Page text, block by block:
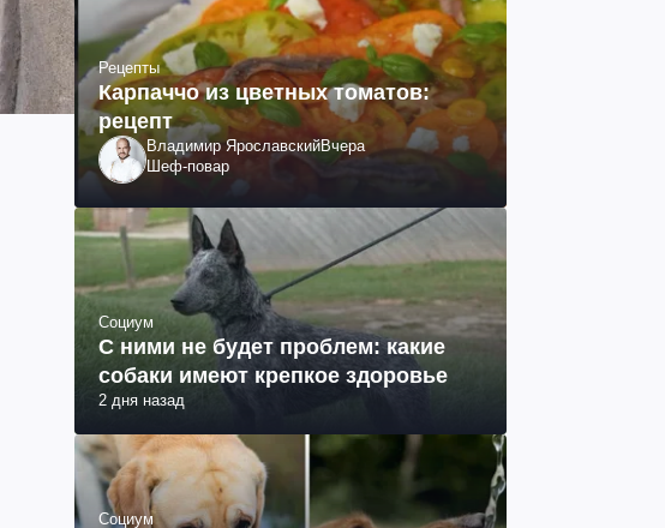
Рецепты
Карпаччо из цветных томатов:
рецепт
Владимир ЯрославскийВчера
Шеф-повар
Социум
С ними не будет проблем: какие
собаки имеют крепкое здоровье
2 дня назад
Социум